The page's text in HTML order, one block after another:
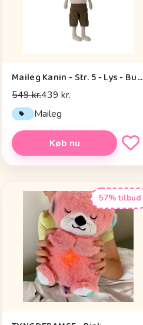
Maileg Kanin - Str. 5 - Lys - Bukser og Striktrøje
549 kr.439 kr.
Maileg
Køb nu
57% tilbud